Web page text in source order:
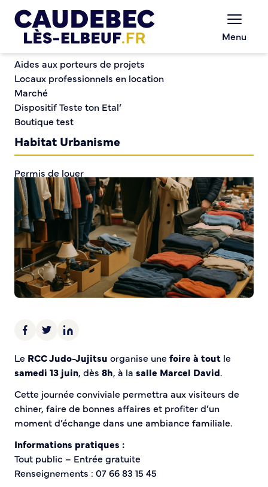
Menu
Foire à tout du RCC Judo-Jujitsu
Foire à tout du RCC
Judo-Jujitsu
Le RCC Judo-Jujitsu organise une foire à tout le
samedi 13 juin, dès 8h, à la salle Marcel David.
Cette journée conviviale permettra aux visiteurs de
chiner, faire de bonnes affaires et profiter d’un
moment d’échange dans une ambiance familiale.
Informations pratiques :
Tout public – Entrée gratuite
Renseignements : 07 66 83 15 45
Chèques-cadeaux municipaux – Soutenez le
Aides aux porteurs de projets
Locaux professionnels en location
Marché
Dispositif Teste ton Etal’
Boutique test
Habitat Urbanisme
Permis de louer
Démarches en ligne
Renov’ Enseigne
Risques majeurs
Taxe locale sur la Publicité Extérieure
Éclairage public
Plan Local d’Urbanisme (PLU)
Demande d’Occupation du Domaine Public
Sécurité tranquillité
Police municipale
Pré-plainte en ligne
Tranquillité vacances
Vidéoprotection
Aide à l’installation d’alarmes
Horaires pour le bricolage et le jardinage
Infos pratiques
Plan de Ville
Numéros d’urgence
Location de salles